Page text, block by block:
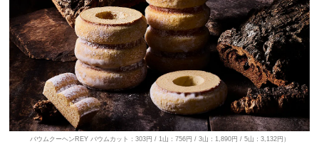
バウムクーヘンREY バウムカット：303円 / 1山：756円 / 3山：1,890円 / 5山：3,132円）